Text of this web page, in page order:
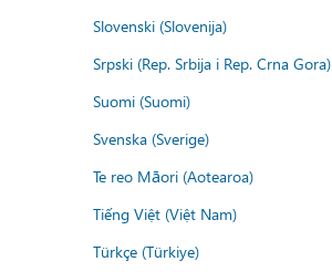
Slovenski (Slovenija)
Srpski (Rep. Srbija i Rep. Crna Gora)
Suomi (Suomi)
Svenska (Sverige)
Te reo Māori (Aotearoa)
Tiếng Việt (Việt Nam)
Türkçe (Türkiye)